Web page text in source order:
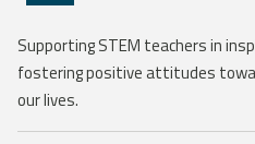
Supporting STEM teachers in
fostering positive attitudes
our lives.